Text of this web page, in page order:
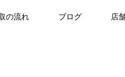
の流れ ブログ 店